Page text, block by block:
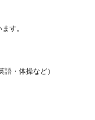
す。
・体操など）